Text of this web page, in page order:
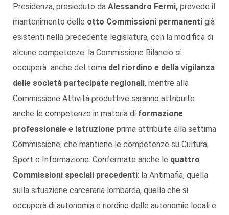
Presidenza, presieduto da Alessandro Fermi, prevede il
mantenimento delle otto Commissioni permanenti già
esistenti nella precedente legislatura, con la modifica di
alcune competenze: la Commissione Bilancio si
occuperà anche del tema del riordino e della vigilanza
delle società partecipate regionali, mentre alla
Commissione Attività produttive saranno attribuite
anche le competenze in materia di formazione
professionale e istruzione prima attribuite alla settima
Commissione, che mantiene le competenze su Cultura,
Sport e Informazione. Confermate anche le quattro
Commissioni speciali precedenti: la Antimafia, quella
sulla situazione carceraria lombarda, quella che si
occuperà di autonomia e riordino delle autonomie locali e